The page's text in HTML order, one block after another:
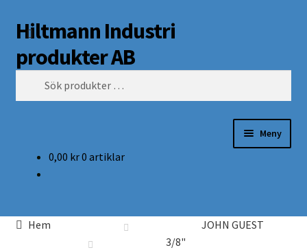
Hoppa
till
navigering
Hoppa
till
innehåll
Hiltmann Industri
produkter AB
Sök
Meny
0,00 kr0 artiklar
Hem
JOHN GUEST
3/8"